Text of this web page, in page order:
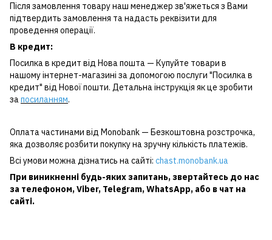
Після замовлення товару наш менеджер зв'яжеться з Вами
підтвердить замовлення та надасть реквізити для
проведення операції.
В кредит:
Посилка в кредит від Нова пошта — Купуйте товари в
нашому інтернет-магазині за допомогою послуги "Посилка в
кредит" від Нової пошти. Детальна інструкція як це зробити
запосиланням.
Оплата частинами від Monobank — Безкоштовна розстрочка,
яка дозволяє розбити покупку на зручну кількість платежів.
Всі умови можна дізнатись на сайті: chast.monobank.ua
При виникненні будь-яких запитань, звертайтесь до нас
за телефоном,Viber, Telegram,WhatsApp, або в чат на
сайті.